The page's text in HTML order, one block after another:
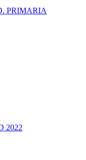
PRIMARIA
2022